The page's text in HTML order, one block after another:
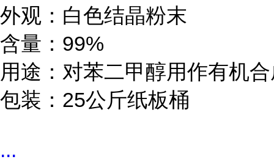
外观：白色结晶粉末
含量：99%
用途：对苯二甲醇用作有机
包装：25公斤纸板桶
...